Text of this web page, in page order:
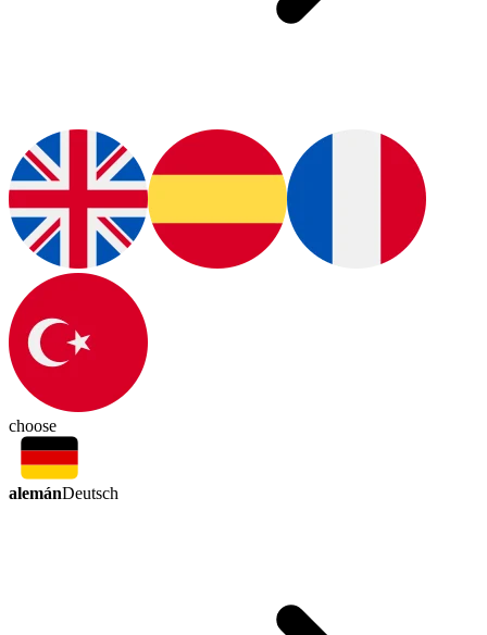
choose
alemánDeutsch